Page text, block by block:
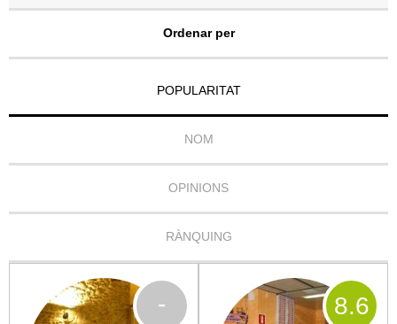
Ordenar per
POPULARITAT
NOM
OPINIONS
RÀNQUING
- 8.6